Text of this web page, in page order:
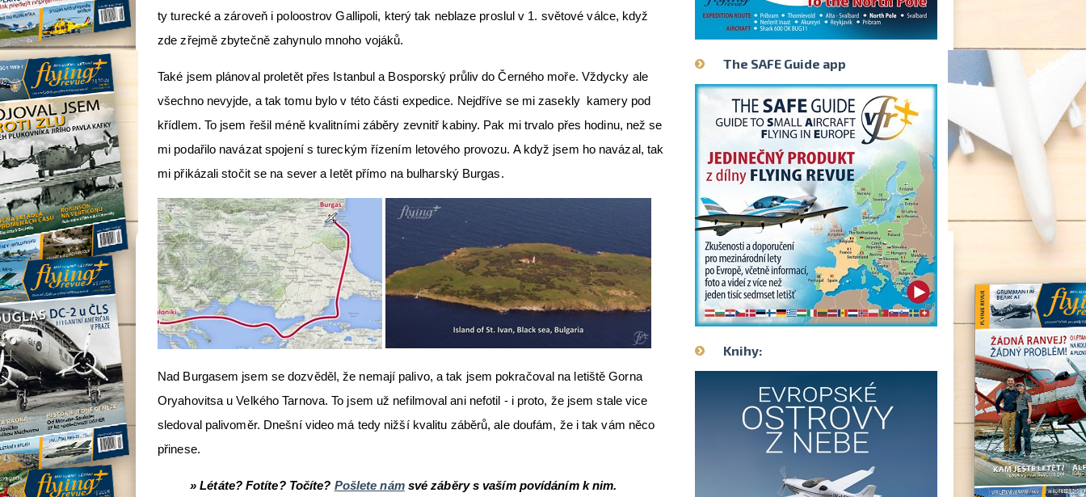
ty turecké a zároveň i poloostrov Gallipoli, který tak neblaze proslul v 1. světové válce, když
zde zřejmě zbytečně zahynulo mnoho vojáků.
Také jsem plánoval proletět přes Istanbul a Bosporský průliv do Černého moře. Vždycky ale
všechno nevyjde, a tak tomu bylo v této části expedice. Nejdříve se mi zasekly kamery pod
křídlem. To jsem řešil méně kvalitními záběry zevnitř kabiny. Pak mi trvalo přes hodinu, než se
mi podařilo navázat spojení s tureckým řízením letového provozu. A když jsem ho navázal, tak
mi přikázali stočit se na sever a letět přímo na bulharský Burgas.
Nad Burgasem jsem se dozvěděl, že nemají palivo, a tak jsem pokračoval na letiště Gorna
Oryahovitsa u Velkého Tarnova. To jsem už nefilmoval ani nefotil - i proto, že jsem stale vice
sledoval palivoměr. Dnešní video má tedy nižší kvalitu záběrů, ale doufám, že i tak vám něco
přinese.
» Létáte? Fotíte? Točíte? Pošlete námsvé záběry s vaším povídáním k nim.
The SAFE Guide app
Knihy: